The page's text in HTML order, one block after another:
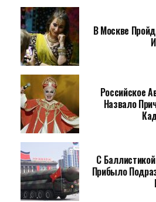
В Москве
Российское
Назвало
С
Прибыло